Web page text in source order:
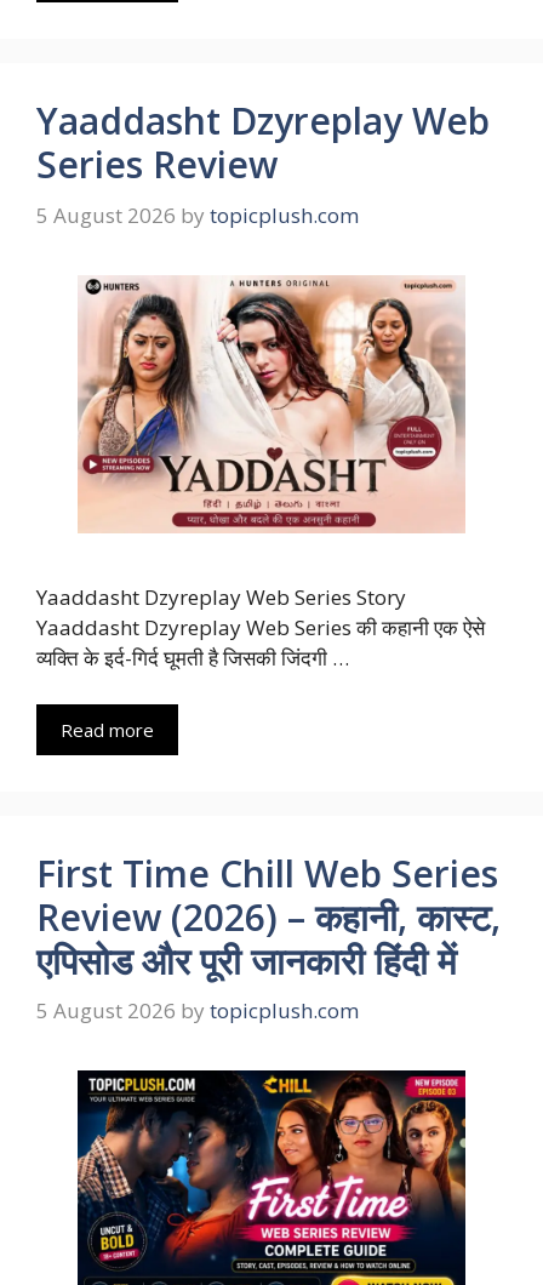
Yaaddasht Dzyreplay Web
Series Review
5 August 2026 by topicplush.com
Yaaddasht Dzyreplay Web Series Story
Yaaddasht Dzyreplay Web Series की कहानी एक ऐसे
व्यक्ति के इर्द-गिर्द घूमती है जिसकी जिंदगी …
Read more
First Time Chill Web Series
Review (2026) – कहानी, कास्ट,
एपिसोड और पूरी जानकारी हिंदी में
5 August 2026 by topicplush.com